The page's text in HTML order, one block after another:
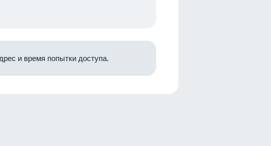
и время попытки доступа.